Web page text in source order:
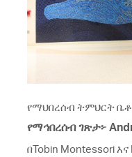
የማህበረሰብ ትምህርት
የማኅበረሰብ ገጽታ፦
በTobin Montessori